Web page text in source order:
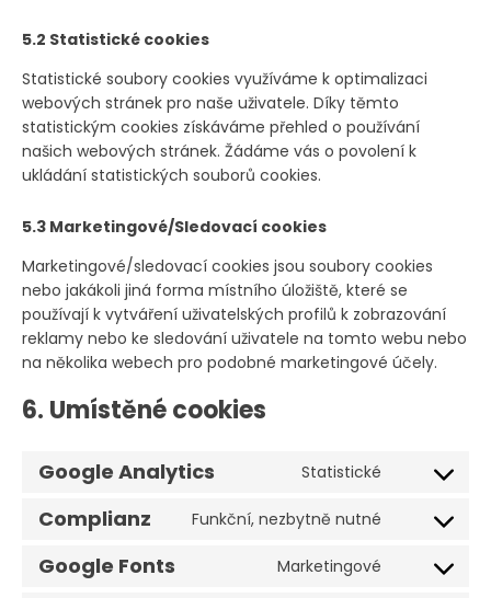
5.2 Statistické cookies
Statistické soubory cookies využíváme k optimalizaci
webových stránek pro naše uživatele. Díky těmto
statistickým cookies získáváme přehled o používání
našich webových stránek. Žádáme vás o povolení k
ukládání statistických souborů cookies.
5.3 Marketingové/Sledovací cookies
Marketingové/sledovací cookies jsou soubory cookies
nebo jakákoli jiná forma místního úložiště, které se
používají k vytváření uživatelských profilů k zobrazování
reklamy nebo ke sledování uživatele na tomto webu nebo
na několika webech pro podobné marketingové účely.
6. Umístěné cookies
Google Analytics Statistické
Consent
service
analytics
Complianz Funkční, nezbytně nutné
Consent
service
Google Fonts Marketingové
Consent